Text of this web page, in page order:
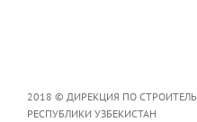
2018 © ДИРЕКЦИЯ ПО
РЕСПУБЛИКИ УЗБЕКИСТАН